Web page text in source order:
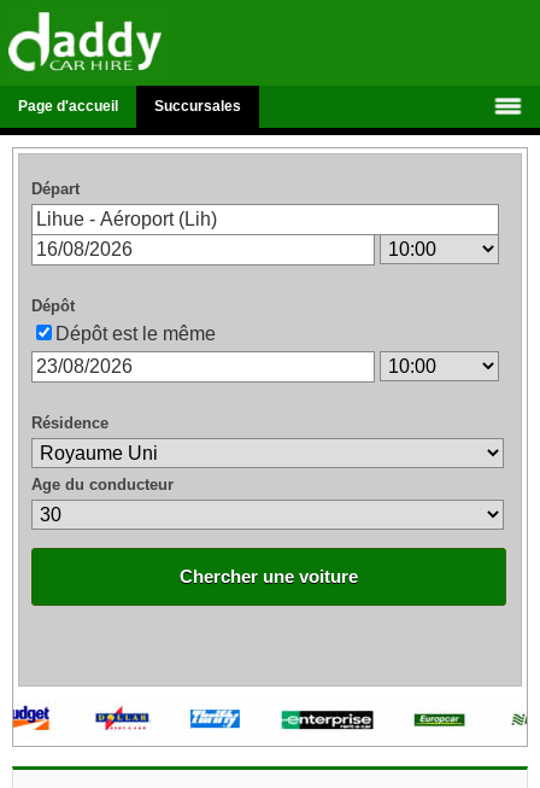
Page d'accueil Succursales
Départ
Dépôt
Dépôt est le même
Résidence
Age du conducteur
Chercher une voiture